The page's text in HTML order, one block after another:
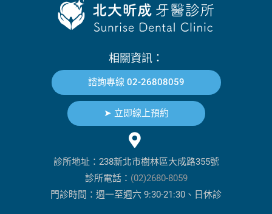
相關資訊：
諮詢專線 02-26808059
➤ 立即線上預約
診所地址：238新北市樹林區大成路355號
診所電話： (02)2680-8059
門診時間：週一至週六 9:30-21:30、日休診